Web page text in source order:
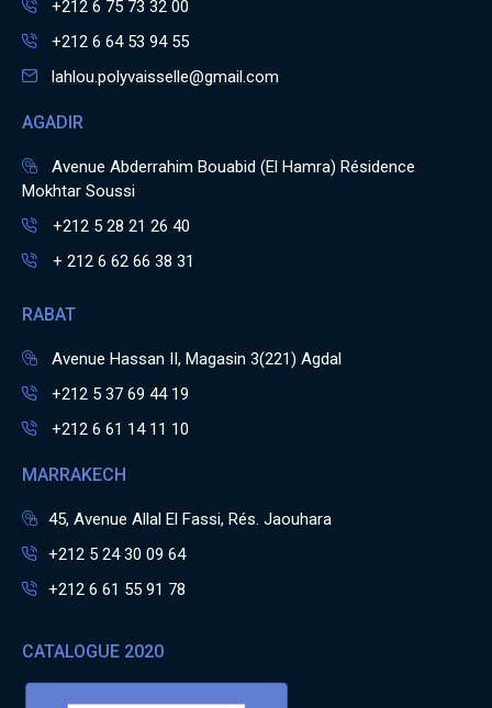
+212 6 75 73 32 00
+212 6 64 53 94 55
lahlou.polyvaisselle@gmail.com
AGADIR
Avenue Abderrahim Bouabid (El Hamra) Résidence
Mokhtar Soussi
+212 5 28 21 26 40
+ 212 6 62 66 38 31
RABAT
Avenue Hassan II, Magasin 3(221) Agdal
+212 5 37 69 44 19
+212 6 61 14 11 10
MARRAKECH
45, Avenue Allal El Fassi, Rés. Jaouhara
+212 5 24 30 09 64
+212 6 61 55 91 78
CATALOGUE 2020